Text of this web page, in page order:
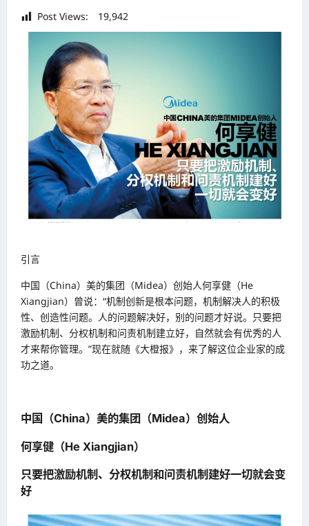
Post Views: 19,942
引言
中国（China）美的集团（Midea）创始人何享健（He
Xiangjian）曾说：“机制创新是根本问题，机制解决人的积极
性、创造性问题。人的问题解决好，别的问题才好说。只要把
激励机制、分权机制和问责机制建立好，自然就会有优秀的人
才来帮你管理。”现在就随《大橙报》，来了解这位企业家的成
功之道。
中国（China）美的集团（Midea）创始人
何享健（He Xiangjian）
只要把激励机制、分权机制和问责机制建好一切就会变
好